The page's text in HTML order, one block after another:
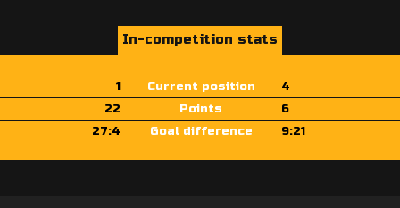
In-competition stats
1 Current position
4
22
Points
6
27:4
Goal difference 9:21